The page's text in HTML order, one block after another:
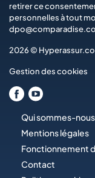
retirer ce
personnelles à tout
2026 ©
Gestion des cookies
Qui sommes-nous
Mentions légales
Fonctionnement
Contact